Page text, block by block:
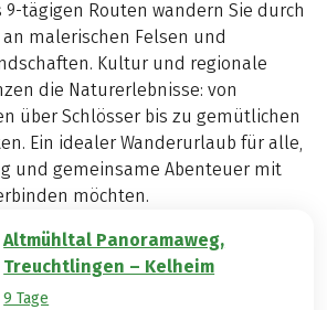
9-tägigen Routen wandern Sie durch
malerischen Felsen und
Kultur und regionale
die Naturerlebnisse: von
über Schlösser bis zu gemütlichen
Ein idealer Wanderurlaub für alle,
und gemeinsame Abenteuer mit
möchten.
Altmühltal Panoramaweg,
Treuchtlingen – Kelheim
9 Tage